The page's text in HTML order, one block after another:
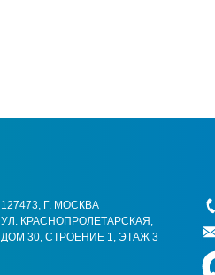
127473, Г. МОСКВА
УЛ. КРАСНОПРОЛЕТАРСКАЯ,
ДОМ 30, СТРОЕНИЕ 1, ЭТАЖ 3